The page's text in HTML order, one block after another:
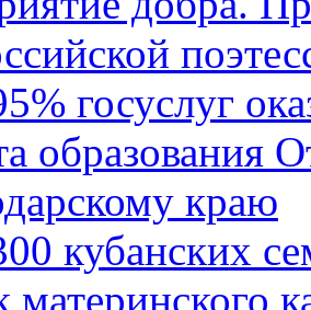
госуслуг
образования
краю
кубанских
материнского